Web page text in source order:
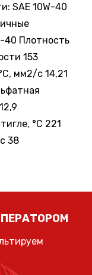
SAE 10W-40
40 Плотность
153
мм2/с 14,21
°С 221
38